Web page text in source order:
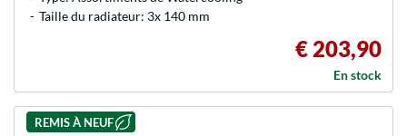
Taille du radiateur: 3x 140 mm
€ 203,90
En stock
REMIS À NEUF